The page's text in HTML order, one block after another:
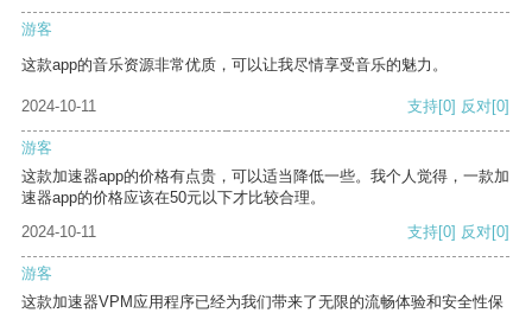
游客
这款app的音乐资源非常优质，可以让我尽情享受音乐的魅力。
2024-10-11 支持[0] 反对[0]
游客
这款加速器app的价格有点贵，可以适当降低一些。我个人觉得，一款加
速器app的价格应该在50元以下才比较合理。
2024-10-11
支持[0] 反对[0]
游客
这款加速器VPM应用程序已经为我们带来了无限的流畅体验和安全性保